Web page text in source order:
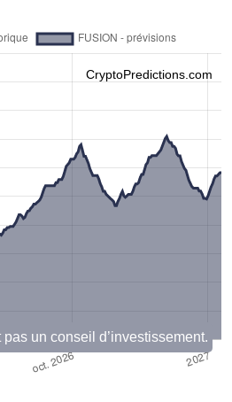
CryptoPredictions.com
pas un conseil d’investissement.